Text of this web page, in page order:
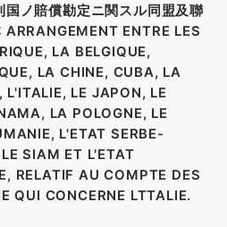
ノ賠償勘定ニ関スル同盟及聯
ARRANGEMENT ENTRE LES
LA BELGIQUE,
LA CHINE, CUBA, LA
L'ITALIE, LE JAPON, LE
LA POLOGNE, LE
L'ETAT SERBE-
SIAM ET L'ETAT
RELATIF AU COMPTE DES
QUI CONCERNE LTTALIE.